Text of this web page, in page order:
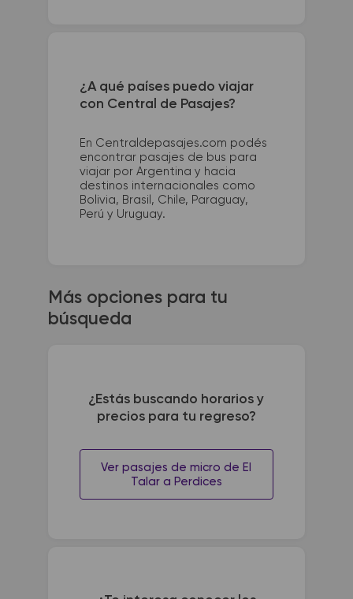
¿A qué países puedo viajar
con Central de Pasajes?
En Centraldepasajes.com podés
encontrar pasajes de bus para
viajar por Argentina y hacia
destinos internacionales como
Bolivia, Brasil, Chile, Paraguay,
Perú y Uruguay.
Más opciones para tu
búsqueda
¿Estás buscando horarios y
precios para tu regreso?
Ver pasajes de micro de El
Talar a Perdices